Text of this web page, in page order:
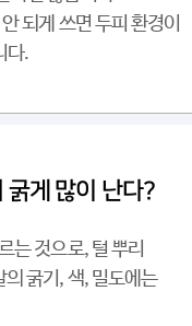
되게 쓰면 두피 환경이
다.
굵게 많이 난다?
는 것으로, 털 뿌리
굵기, 색, 밀도에는